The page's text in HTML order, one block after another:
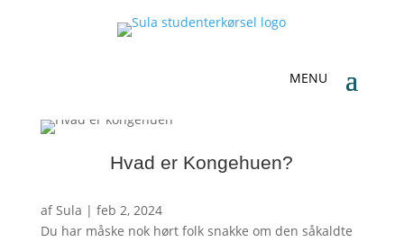
Hvad er Kongehuen?
afSula | feb 2, 2024
Du har måske nok hørt folk snakke om den såkaldte